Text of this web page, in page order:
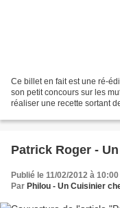
Ce billet en fait est une ré-
son petit concours sur les
réaliser une recette sortant
Patrick Roger -
Publié le 11/02/2012 à 10:00
Par Philou - Un Cuisinier